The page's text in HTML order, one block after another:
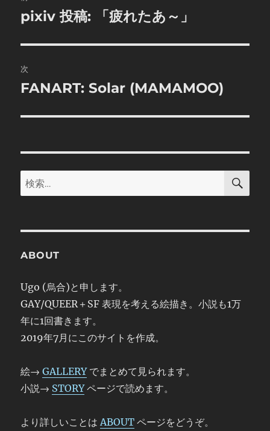
稿
ビ
ゲ
ー
ン
前
投
稿:
pixiv 投稿: 「疲れたあ～」
次
次
投
FANART: Solar (MAMAMOO)
検
索:
検
ABOUT
Ugo (烏合)と申します。
GAY/QUEER＋SF 表現を考える絵描き。小説も1万
年に1回書きます。
2019年7月にこのサイトを作成。
絵→GALLERYでまとめて見られます。
小説→ STORYページで読めます。
より詳しいことはABOUT ページをどうぞ。